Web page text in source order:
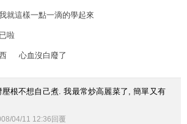
就這樣一點一滴的學起來
啦
西 心血沒白廢了
根不想自己煮. 我最常炒高麗菜了, 簡單又有
/04/11 12:36 回覆